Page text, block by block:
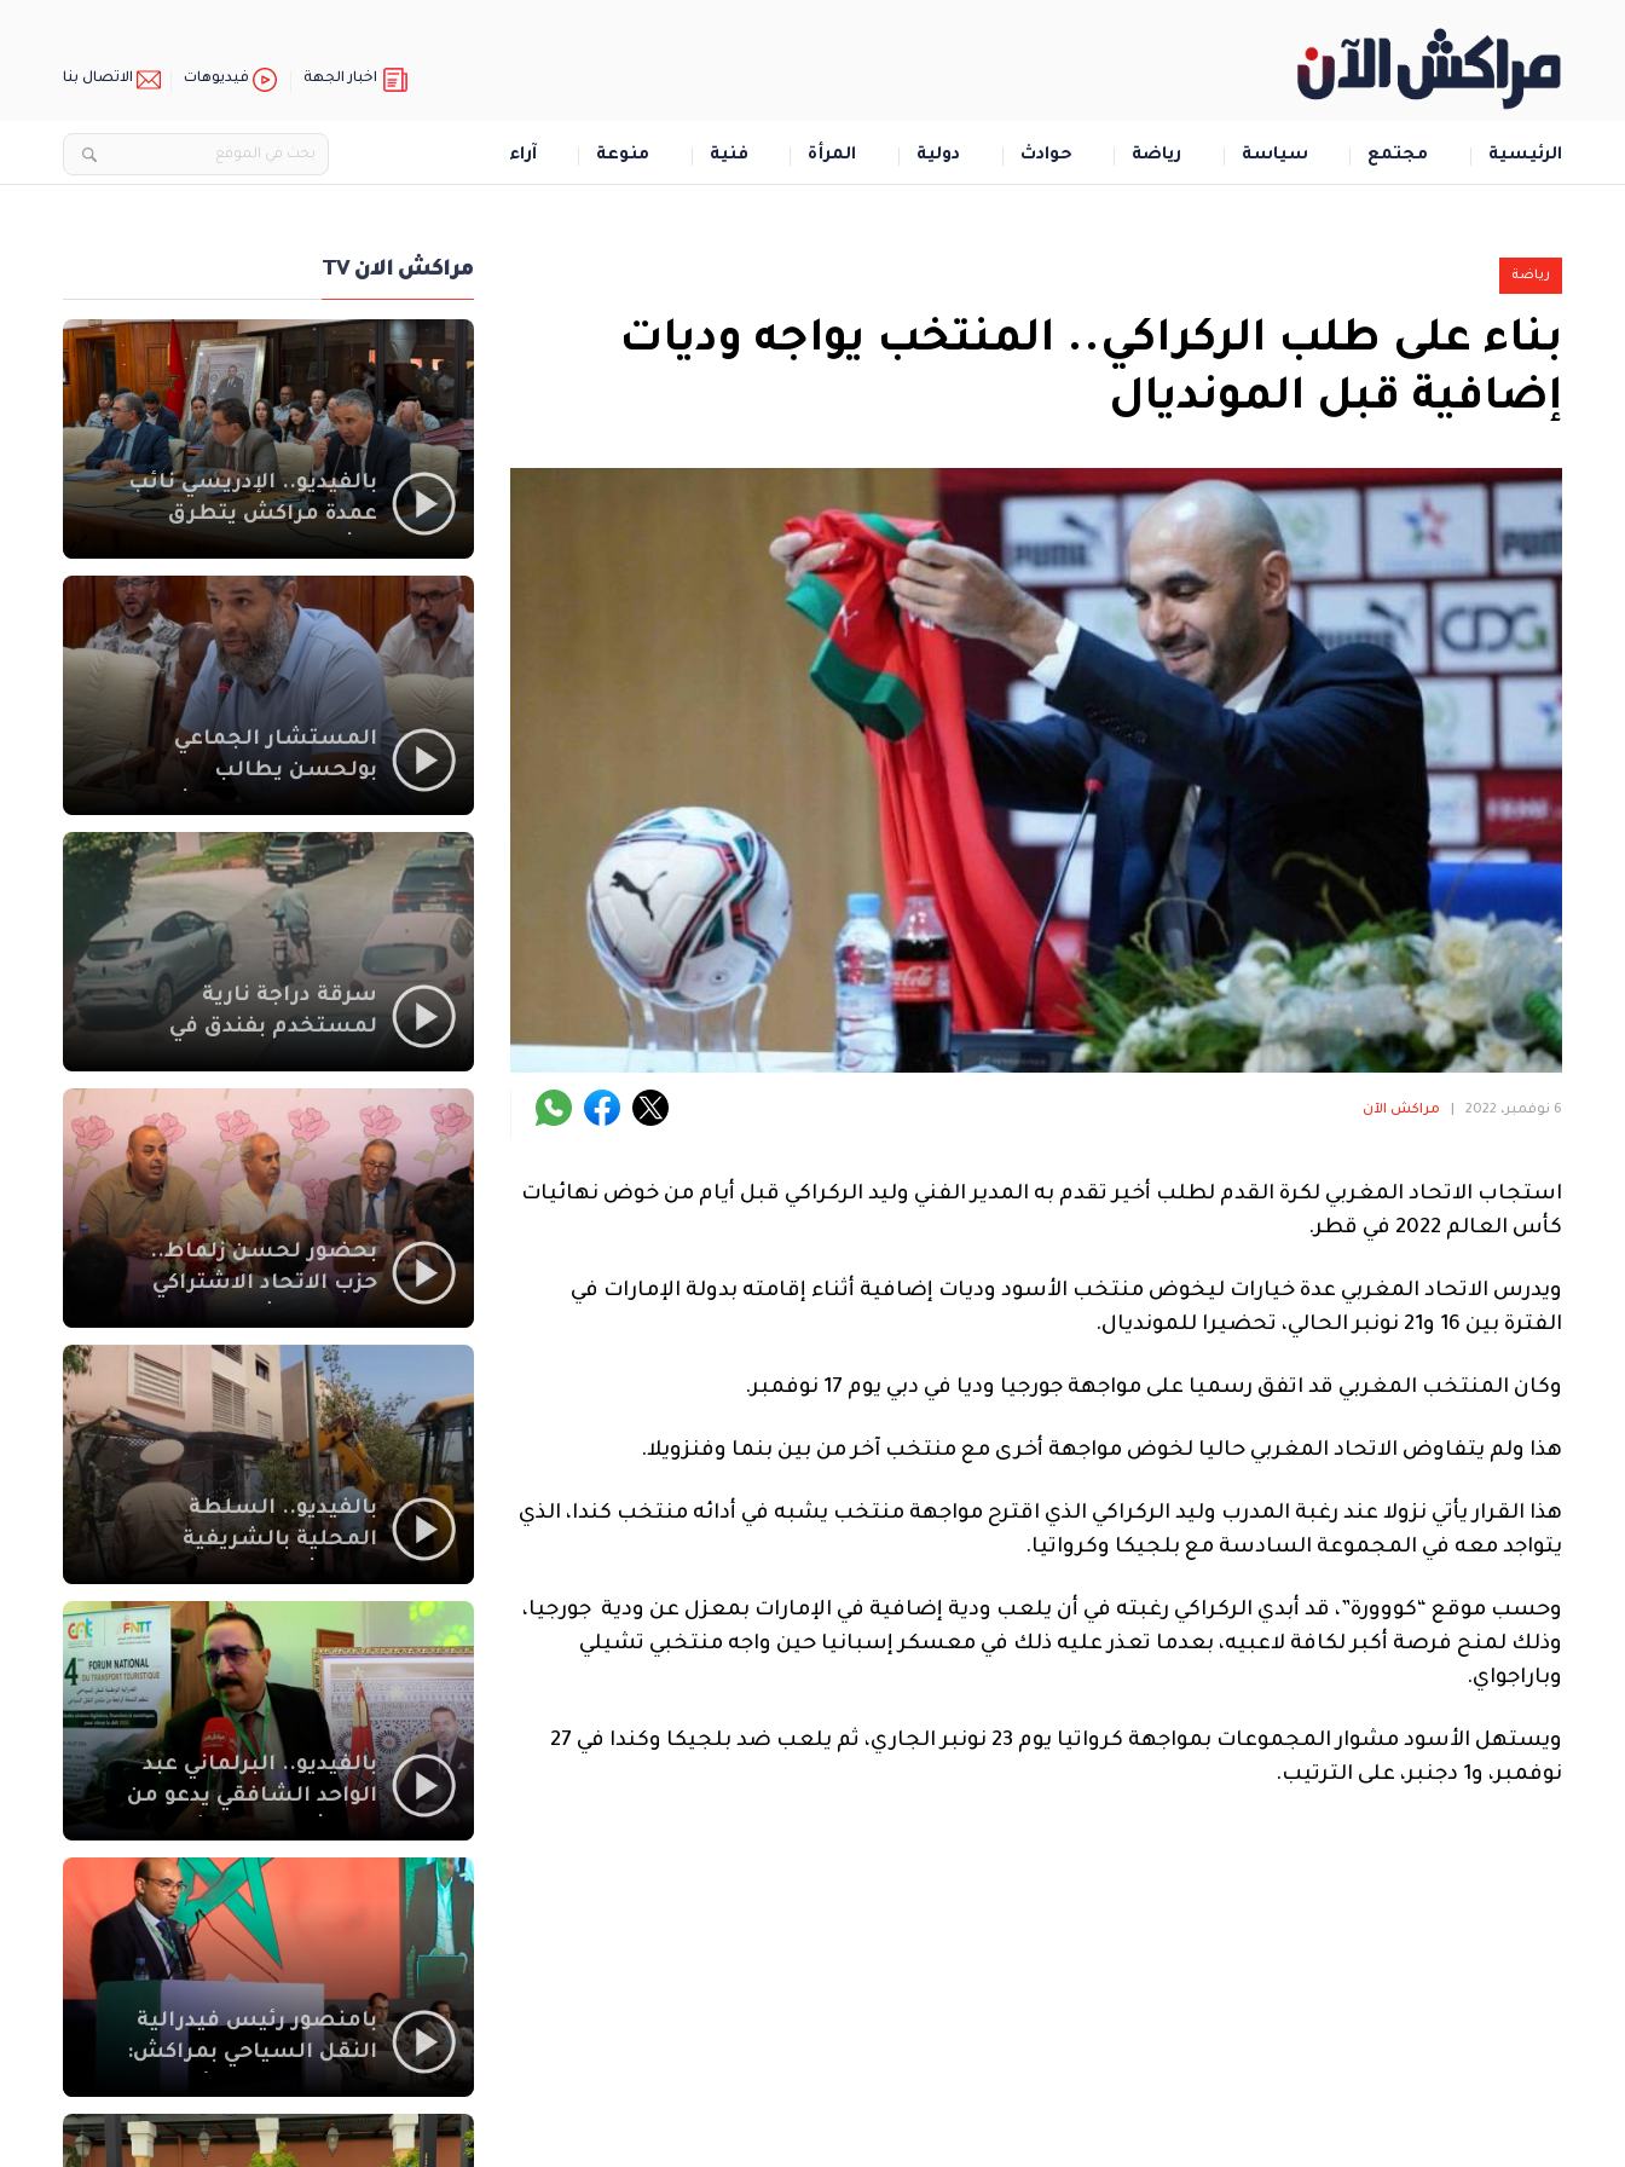
اخبار الجهة فيديوهات الاتصال بنا
الرئيسية مجتمع سياسة رياضة حوادث دولية المرأة فنية منوعة آراء
رياضة
بناء على طلب الركراكي.. المنتخب يواجه وديات
إضافية قبل المونديال
6 نوفمبر، 2022 مراكش الآن
استجاب الاتحاد المغربي لكرة القدم لطلب أخير تقدم به المدير الفني وليد الركراكي قبل أيام من خوض نهائيات
كأس العالم 2022 في قطر.
ويدرس الاتحاد المغربي عدة خيارات ليخوض منتخب الأسود وديات إضافية أثناء إقامته بدولة الإمارات في
الفترة بين 16 و21 نونبر الحالي، تحضيرا للمونديال.
وكان المنتخب المغربي قد اتفق رسميا على مواجهة جورجيا وديا في دبي يوم 17 نوفمبر.
هذا ولم يتفاوض الاتحاد المغربي حاليا لخوض مواجهة أخرى مع منتخب آخر من بين بنما وفنزويلا.
هذا القرار يأتي نزولا عند رغبة المدرب وليد الركراكي الذي اقترح مواجهة منتخب يشبه في أدائه منتخب كندا، الذي
يتواجد معه في المجموعة السادسة مع بلجيكا وكرواتيا.
وحسب موقع “كووورة”، قد أبدي الركراكي رغبته في أن يلعب ودية إضافية في الإمارات بمعزل عن ودية جورجيا،
وذلك لمنح فرصة أكبر لكافة لاعبيه، بعدما تعذر عليه ذلك في معسكر إسبانيا حين واجه منتخبي تشيلي
وباراجواي.
ويستهل الأسود مشوار المجموعات بمواجهة كرواتيا يوم 23 نونبر الجاري، ثم يلعب ضد بلجيكا وكندا في 27
نوفمبر، و1 دجنبر، على الترتيب.
مراكش الان TV
بالفيديو.. الإدريسي نائب
عمدة مراكش يتطرق
الاجتماعي في نقل
المحطة الطرقية إلى
العزوزية
المستشار الجماعي
بولحسن يطالب
أشغال شارع علال
الفاسي بمراكش
سرقة دراجة نارية
لمستخدم بفندق في
بمراكش
بحضور لحسن زلماط..
حزب الاتحاد الاشتراكي
مقراً بمقاطعة سيدي
يوسف بن علي مراكش
بالفيديو.. السلطة
المحلية بالشريفية
بنايات غير قانونية بإقامة
الإيمان
بالفيديو.. البرلماني عبد
الواحد الشافقي يدعو من
النقل السياحي لمواكبة
بامنصور رئيس فيدرالية
النقل السياحي بمراكش:
والاصلاح التشريعي
ركيزتان أساسيتان لكسب